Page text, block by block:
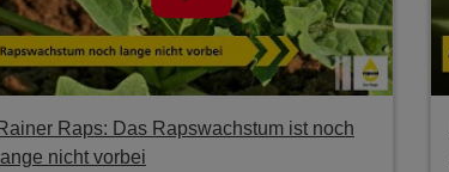
Rainer Raps: Das Rapswachstum ist noch
lange nicht vorbei